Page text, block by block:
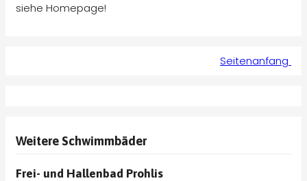
siehe Homepage!
Seitenanfang
Weitere Schwimmbäder
Frei- und Hallenbad Prohlis